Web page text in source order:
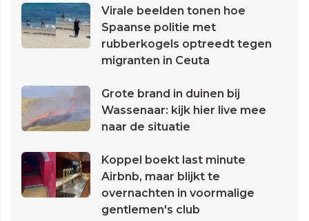
Virale beelden tonen hoe
Spaanse politie met
rubberkogels optreedt tegen
migranten in Ceuta
Grote brand in duinen bij
Wassenaar: kijk hier live mee
naar de situatie
Koppel boekt last minute
Airbnb, maar blijkt te
overnachten in voormalige
gentlemen's club